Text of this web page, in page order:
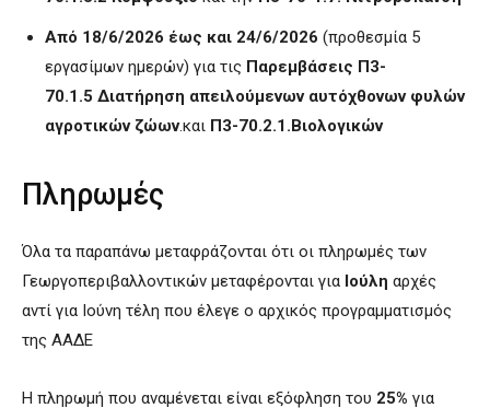
Από 18/6/2026 έως και 24/6/2026 (προθεσμία 5
εργασίμων ημερών) για τις Παρεμβάσεις Π3-
70.1.5 Διατήρηση απειλούμενων αυτόχθονων φυλών
αγροτικών ζώων.και Π3-70.2.1.Βιολογικών
Πληρωμές
Όλα τα παραπάνω μεταφράζονται ότι οι πληρωμές των
Γεωργοπεριβαλλοντικών μεταφέρονται για Ιούλη αρχές
αντί για Ιούνη τέλη που έλεγε ο αρχικός προγραμματισμός
της ΑΑΔΕ
Η πληρωμή που αναμένεται είναι εξόφληση του 25% για